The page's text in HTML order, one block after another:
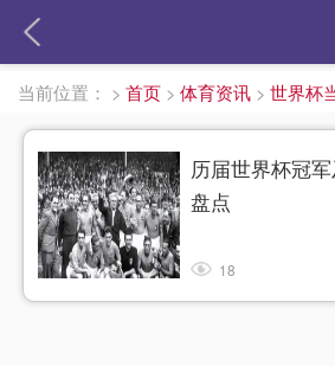
当前位置： > 首页 > 体育资讯 >
历届世界杯冠
盘点
18